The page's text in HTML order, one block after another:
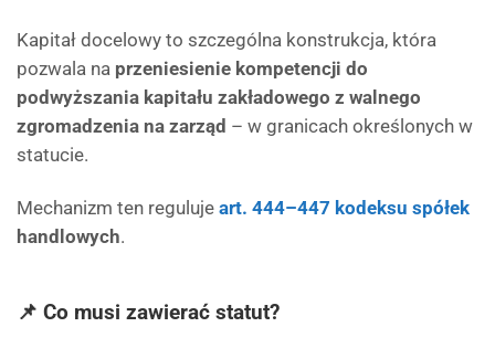
Kapitał docelowy to szczególna konstrukcja, która
pozwala na przeniesienie kompetencji do
podwyższania kapitału zakładowego z walnego
zgromadzenia na zarząd – w granicach określonych w
statucie.
Mechanizm ten reguluje art. 444–447 kodeksu spółek
handlowych.
📌 Co musi zawierać statut?